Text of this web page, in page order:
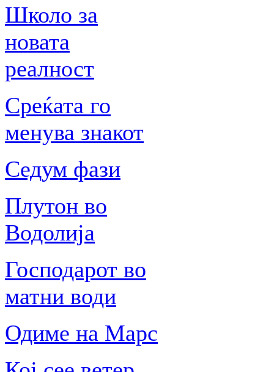
Школо за
новата
реалност
Среќата го
менува знакот
Седум фази
Плутон во
Водолија
Господарот во
матни води
Одиме на Марс